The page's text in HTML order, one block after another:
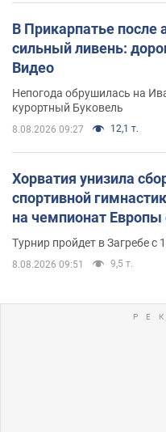
В Прикарпатье
сильный ливень:
Видео
Непогода обрушилась на
курортный Буковель
8.08.2026 09:27 12,1 т.
Хорватия унизила
спортивной
на чемпионат
Турнир пройдет в Загребе с
8.08.2026 09:51 9,5 т.